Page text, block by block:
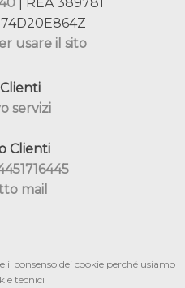
usare il sito
servizi
Clienti
mail
il consenso dei cookie perché usiamo
tecnici